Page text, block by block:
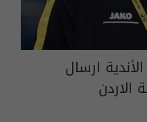
ارسال
الاردن